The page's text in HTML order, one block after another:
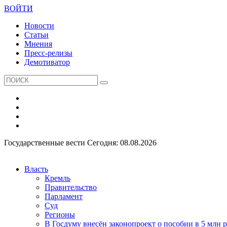
ВОЙТИ
Новости
Статьи
Мнения
Пресс-релизы
Демотиватор
Государственные вести Сегодня: 08.08.2026
Власть
Кремль
Правительство
Парламент
Суд
Регионы
В Госдуму внесён законопроект о пособии в 5 млн